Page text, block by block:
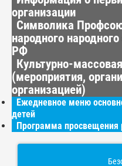
организации
Символика
народного
РФ
Культурно-
(мероприятия,
организацией)
Ежедневное меню
детей
Программа просвещения